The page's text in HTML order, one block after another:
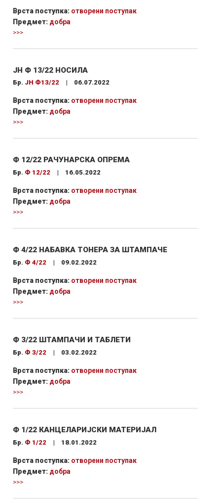
Врста поступка: отворени поступак
Предмет: добра
>>>
ЈН Ф 13/22 НОСИЛА
Бр. ЈН Ф13/22 | 06.07.2022
Врста поступка: отворени поступак
Предмет: добра
>>>
Ф 12/22 РАЧУНАРСКА ОПРЕМА
Бр. Ф 12/22 | 16.05.2022
Врста поступка: отворени поступак
Предмет: добра
>>>
Ф 4/22 НАБАВКА ТОНЕРА ЗА ШТАМПАЧЕ
Бр. Ф 4/22 | 09.02.2022
Врста поступка: отворени поступак
Предмет: добра
>>>
Ф 3/22 ШТАМПАЧИ И ТАБЛЕТИ
Бр. Ф 3/22 | 03.02.2022
Врста поступка: отворени поступак
Предмет: добра
>>>
Ф 1/22 КАНЦЕЛАРИЈСКИ МАТЕРИЈАЛ
Бр. Ф 1/22 | 18.01.2022
Врста поступка: отворени поступак
Предмет: добра
>>>